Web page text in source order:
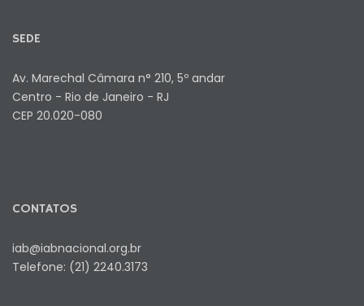
SEDE
Av. Marechal Câmara n° 210, 5º andar
Centro - Rio de Janeiro - RJ
CEP 20.020-080
CONTATOS
iab@iabnacional.org.br
Telefone: (21) 2240.3173